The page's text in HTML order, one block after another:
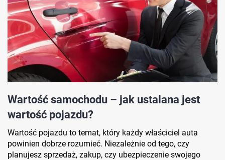
Wartość samochodu – jak ustalana jest
wartość pojazdu?
Wartość pojazdu to temat, który każdy właściciel auta
powinien dobrze rozumieć. Niezależnie od tego, czy
planujesz sprzedaż, zakup, czy ubezpieczenie swojego